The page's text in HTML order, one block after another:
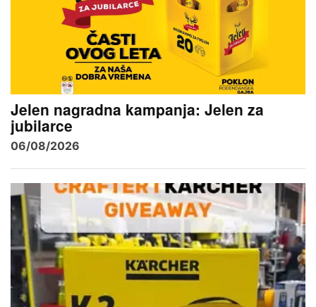
Jelen nagradna kampanja: Jelen za
jubilarce
06/08/2026